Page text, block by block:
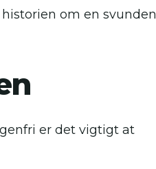
om en svunden
er det vigtigt at